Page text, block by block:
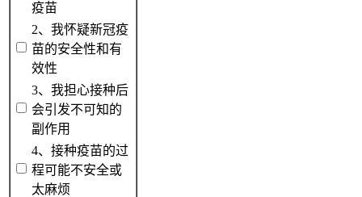
疫苗
2、我怀疑新冠疫
苗的安全性和有
效性
3、我担心接种后
会引发不可知的
副作用
4、接种疫苗的过
程可能不安全或
太麻烦